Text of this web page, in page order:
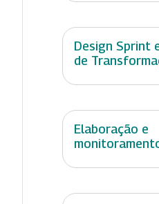
Design Sprint
de
Elaboração e